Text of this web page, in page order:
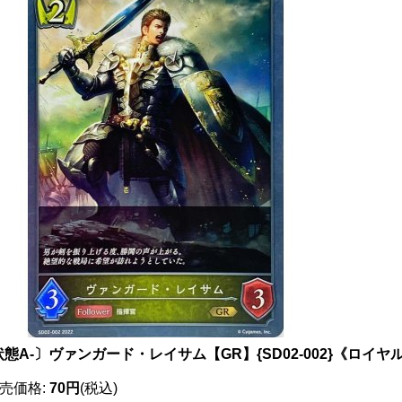
態A-〕ヴァンガード・レイサム【GR】{SD02-002}《ロイヤ
価格: 70円 (税込)